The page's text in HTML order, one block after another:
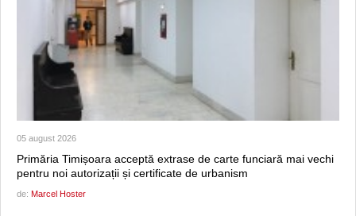
05 august 2026
Primăria Timișoara acceptă extrase de carte funciară mai vechi
pentru noi autorizații și certificate de urbanism
de: Marcel Hoster